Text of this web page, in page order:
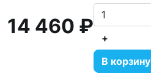
14 460 ₽
+
В корзину